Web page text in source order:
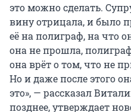
это можно сделать.
вину отрицала, и было
её на полиграф, на что
она не прошла,
она врёт о том, что не
Но и даже после этого
это», — рассказал
позднее, утверждает